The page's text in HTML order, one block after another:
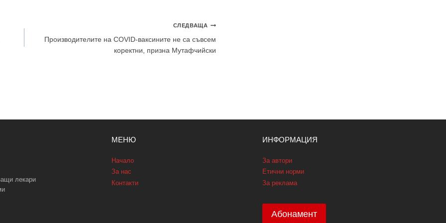
СЛЕДВАЩА
Производителите на COVID-ваксините не са съвсем
коректни, призна Мутафчийски
лекари
МЕНЮ
Начало
За нас
Контакти
ИНФОРМАЦИЯ
За автори
Етични норми
За реклама
Абонамент